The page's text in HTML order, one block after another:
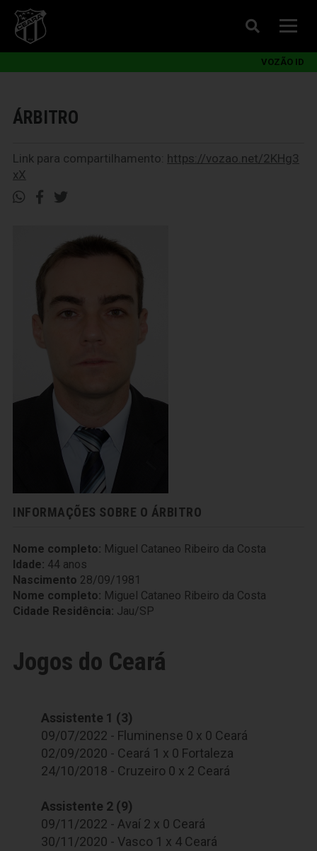
VOZÃO ID
ÁRBITRO
Link para compartilhamento: https://vozao.net/2KHg3
xX
INFORMAÇÕES SOBRE O ÁRBITRO
Nome completo: Miguel Cataneo Ribeiro da Costa
Idade: 44 anos
Nascimento 28/09/1981
Nome completo: Miguel Cataneo Ribeiro da Costa
Cidade Residência: Jau/SP
Jogos do Ceará
Assistente 1 (3)
09/07/2022 - Fluminense 0 x 0 Ceará
02/09/2020 - Ceará 1 x 0 Fortaleza
24/10/2018 - Cruzeiro 0 x 2 Ceará
Assistente 2 (9)
09/11/2022 - Avaí 2 x 0 Ceará
30/11/2020 - Vasco 1 x 4 Ceará